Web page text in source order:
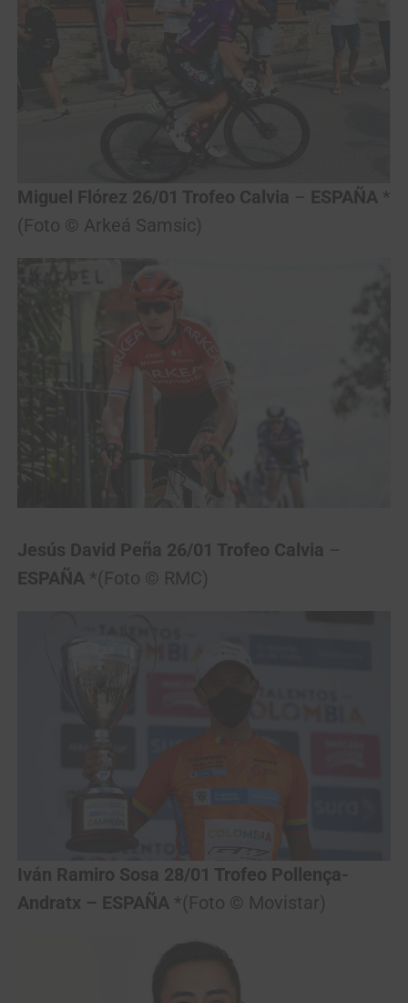
Miguel Flórez 26/01 Trofeo Calvia – ESPAÑA*
(Foto © Arkeá Samsic)
Jesús David Peña 26/01 Trofeo Calvia –
ESPAÑA*(Foto © RMC)
Iván Ramiro Sosa 28/01 Trofeo Pollença-
Andratx – ESPAÑA *(Foto © Movistar)